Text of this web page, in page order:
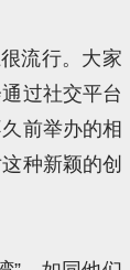
流行。大家
过社交平台
前举办的相
种新颖的创